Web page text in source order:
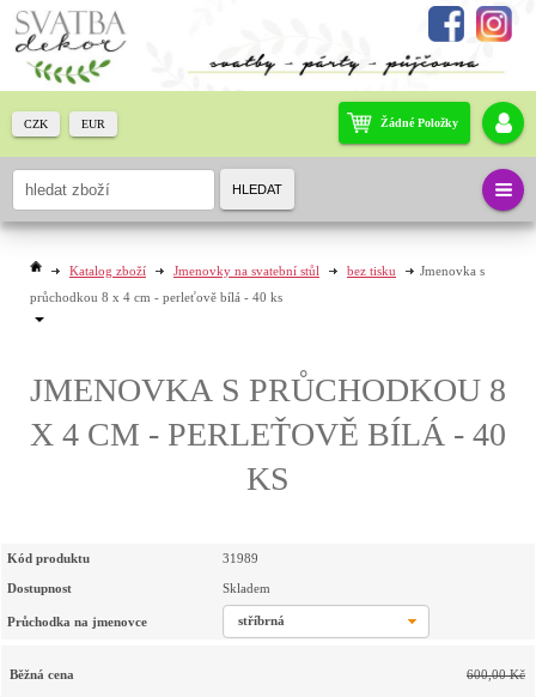
Katalog zboží Jmenovky na svatební stůl bez tisku
Jmenovka s
průchodkou 8 x 4 cm - perleťově bílá - 40 ks
JMENOVKA S PRŮCHODKOU 8
X 4 CM - PERLEŤOVĚ BÍLÁ - 40
KS
Kód produktu 31989
Dostupnost Skladem
Průchodka na jmenovce stříbrná
Běžná cena 600,00 Kč
Žádné Položky
CZK EUR
HLEDAT